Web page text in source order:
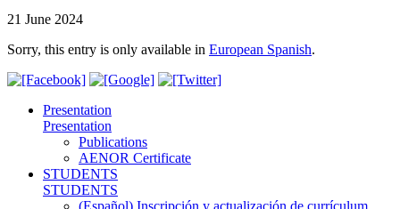
21 June 2024
Sorry, this entry is only available in European Spanish.
Presentation
Presentation
Publications
AENOR Certificate
STUDENTS
STUDENTS
(Español) Inscripción y actualización de currículum